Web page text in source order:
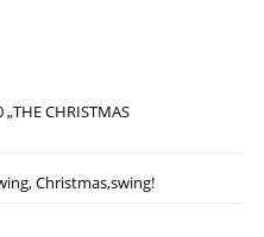
CHRISTMAS
Christmas,swing!